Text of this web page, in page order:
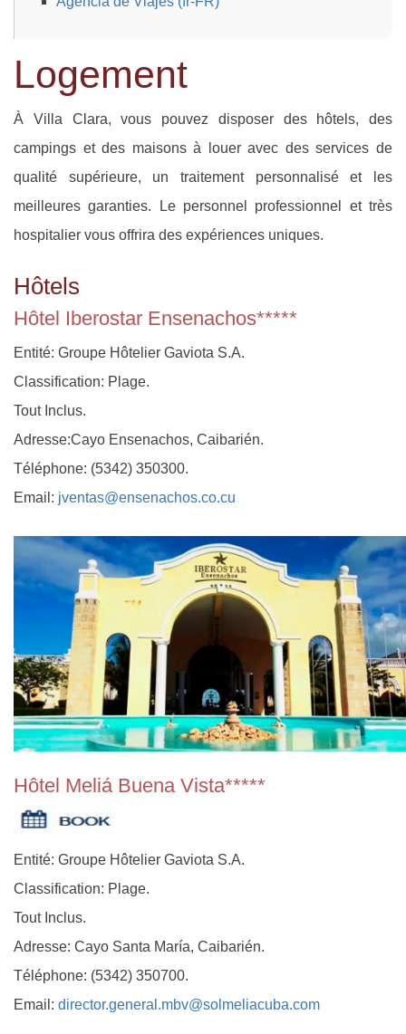
Logement
À Villa Clara, vous pouvez disposer des hôtels, des
campings et des maisons à louer avec des services de
qualité supérieure, un traitement personnalisé et les
meilleures garanties. Le personnel professionnel et très
hospitalier vous offrira des expériences uniques.
Hôtels
Hôtel Iberostar Ensenachos*****
Entité: Groupe Hôtelier Gaviota S.A.
Classification: Plage.
Tout Inclus.
Adresse:Cayo Ensenachos, Caibarién.
Téléphone: (5342) 350300.
Email: jventas@ensenachos.co.cu
Hôtel Meliá Buena Vista*****
Entité: Groupe Hôtelier Gaviota S.A.
Classification: Plage.
Tout Inclus.
Adresse: Cayo Santa María, Caibarién.
Téléphone: (5342) 350700.
Email: director.general.mbv@solmeliacuba.com